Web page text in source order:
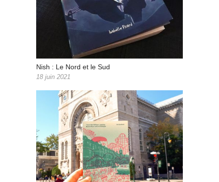
Nish : Le Nord et le Sud
18 juin 2021